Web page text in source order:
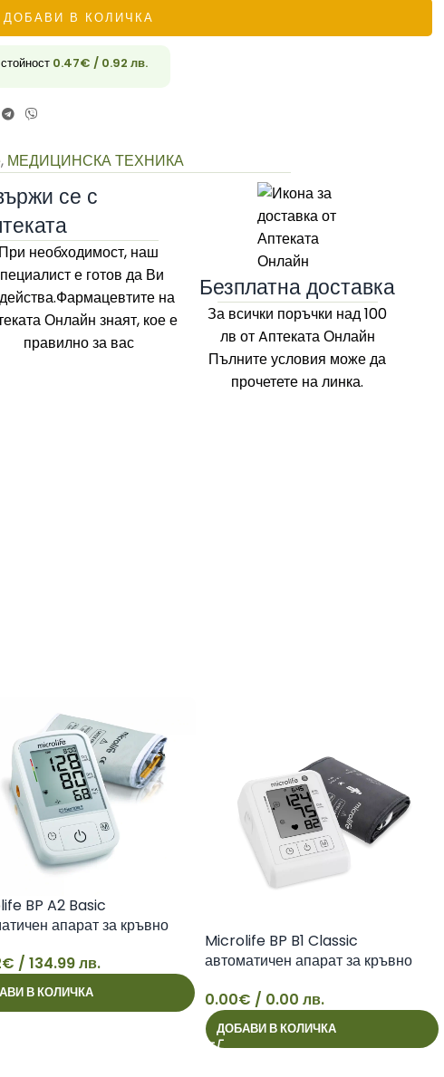
ДОБАВИ В КОЛИЧКА
0.47€ / 0.92 лв.
, МЕДИЦИНСКА ТЕХНИКА
се с
При необходимост, наш
е готов да Ви
на
Онлайн знаят, кое е
правилно за вас
Безплатна доставка
За всички поръчки над 100
лв от Aптеката Онлайн
Пълните условия може да
прочетете на линка.
BP A2 Basic
апарат за кръвно
€ / 134.99 лв.
В КОЛИЧКА
Microlife BP B1 Classic
автоматичен апарат за кръвно
0.00€ / 0.00 лв.
ДОБАВИ В КОЛИЧКА